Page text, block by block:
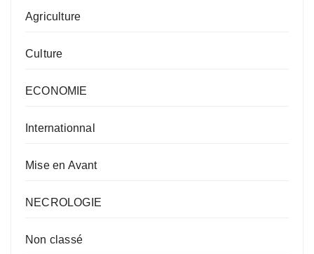
Agriculture
Culture
ECONOMIE
Internationnal
Mise en Avant
NECROLOGIE
Non classé